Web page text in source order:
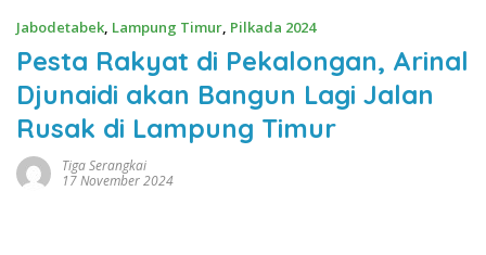
Jabodetabek, Lampung Timur, Pilkada 2024
Pesta Rakyat di Pekalongan, Arinal
Djunaidi akan Bangun Lagi Jalan
Rusak di Lampung Timur
Tiga Serangkai
17 November 2024